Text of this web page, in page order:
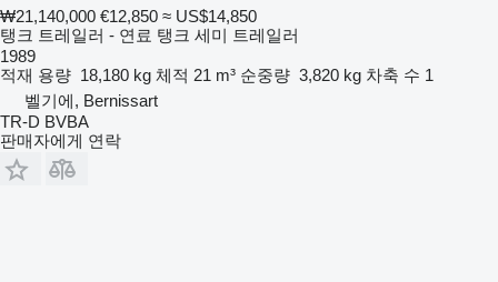
₩21,140,000 €12,850 ≈ US$14,850
탱크 트레일러 - 연료 탱크 세미 트레일러
1989
적재 용량 18,180 kg 체적 21 m³ 순중량 3,820 kg 차축 수 1
벨기에, Bernissart
TR-D BVBA
판매자에게 연락